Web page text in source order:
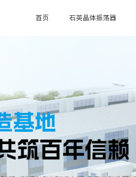
首页 石英晶体振荡器